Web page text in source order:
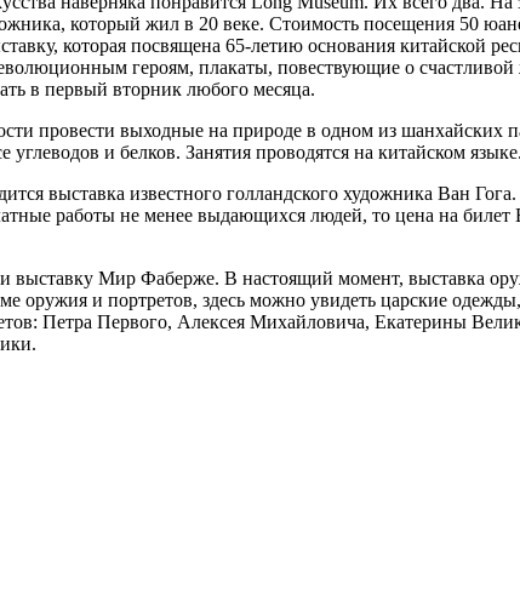
который жил в 20 веке. Стоимость посещения 50
которая посвящена 65-летию основания китайской
героям, плакаты, повествующие о
в первый вторник любого месяца.
провести выходные на природе в одном из шанхайских
и белков. Занятия проводятся на китайском языке.
выставка известного голландского художника Ван
работы не менее выдающихся людей, то цена на
выставку Мир Фаберже. В настоящий момент, выставка
оружия и портретов, здесь можно увидеть царские
Петра Первого, Алексея Михайловича, Екатерины